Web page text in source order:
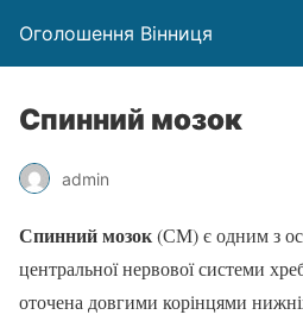
Оголошення Вінниця
Спинний мозок
admin
Спинний мозок(СМ) є одним з
центральної нервової системи
оточена довгими корінцями